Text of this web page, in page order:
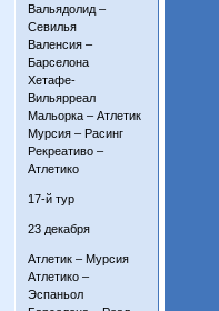
Вальядолид –
Севилья
Валенсия –
Барселона
Хетафе-
Вильярреал
Мальорка – Атлетик
Мурсия – Расинг
Рекреативо –
Атлетико
17-й тур
23 декабря
Атлетик – Мурсия
Атлетико –
Эспаньол